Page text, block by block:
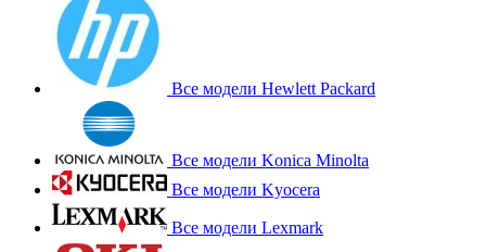
Все модели Hewlett Packard
Все модели Konica Minolta
Все модели Kyocera
Все модели Lexmark